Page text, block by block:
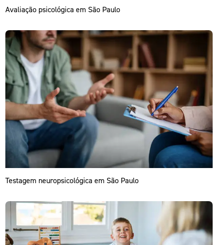
Avaliação psicológica em São Paulo
Testagem neuropsicológica em São Paulo